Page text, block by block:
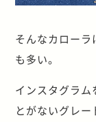
そんなカロー
も多い。
インスタグラム
とがないグレ